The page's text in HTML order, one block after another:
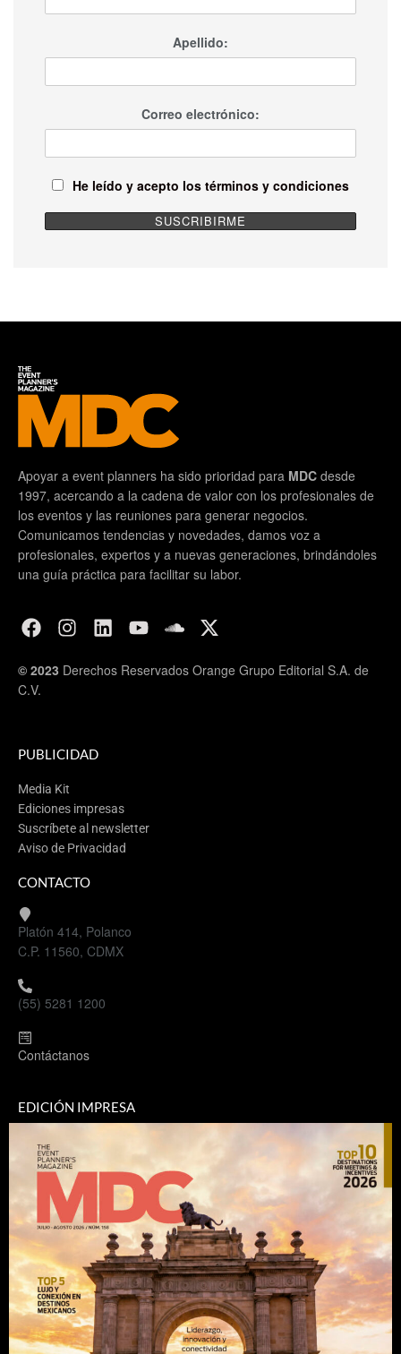
Apellido:
Correo electrónico:
He leído y acepto los términos y condiciones
Apoyar a event planners ha sido prioridad para MDC desde
1997, acercando a la cadena de valor con los profesionales de
los eventos y las reuniones para generar negocios.
Comunicamos tendencias y novedades, damos voz a
profesionales, expertos y a nuevas generaciones, brindándoles
una guía práctica para facilitar su labor.
© 2023 Derechos Reservados Orange Grupo Editorial S.A. de
C.V.
PUBLICIDAD
Media Kit
Ediciones impresas
Suscríbete al newsletter
Aviso de Privacidad
CONTACTO
Platón 414, Polanco
C.P. 11560, CDMX
(55) 5281 1200
Contáctanos
EDICIÓN IMPRESA